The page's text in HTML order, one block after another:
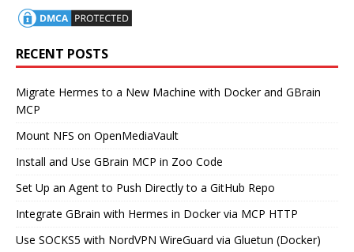
RECENT POSTS
Migrate Hermes to a New Machine with Docker and GBrain
MCP
Mount NFS on OpenMediaVault
Install and Use GBrain MCP in Zoo Code
Set Up an Agent to Push Directly to a GitHub Repo
Integrate GBrain with Hermes in Docker via MCP HTTP
Use SOCKS5 with NordVPN WireGuard via Gluetun (Docker)